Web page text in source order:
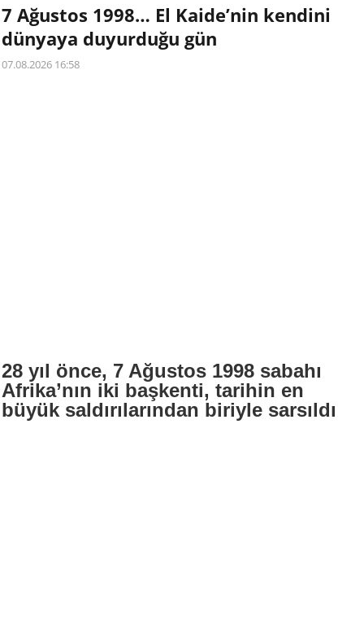
7 Ağustos 1998… El Kaide’nin kendini
dünyaya duyurduğu gün
07.08.2026 16:58
28 yıl önce, 7 Ağustos 1998 sabahı
Afrika’nın iki başkenti, tarihin en
büyük saldırılarından biriyle sarsıldı